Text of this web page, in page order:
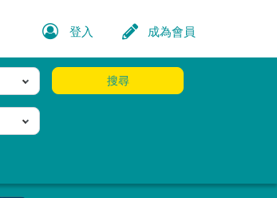
登入 成為會員
搜尋